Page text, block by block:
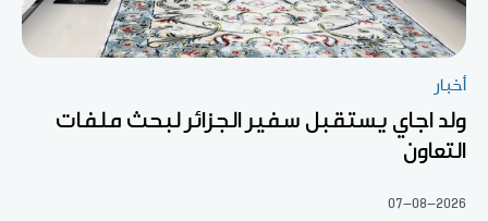
أخبار
ولد اجاي يستقبل سفير الجزائر لبحث ملفات
التعاون
07-08-2026